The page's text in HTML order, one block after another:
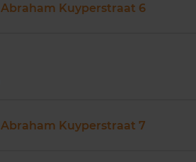
Abraham Kuyperstraat 6
Abraham Kuyperstraat 7